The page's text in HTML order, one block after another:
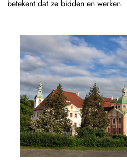
betekent dat ze bidden en werken.